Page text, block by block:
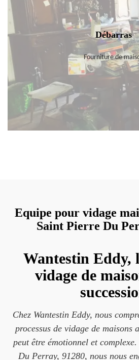
Débarras
Fourniture de
Equipe pour vidage
Saint Pierre Du
Wantestin Eddy,
vidage de
Chez Wantestin Eddy, nous
processus de vidage de maisons
peut être émotionnel et
Du Perray, 91280, nous nous